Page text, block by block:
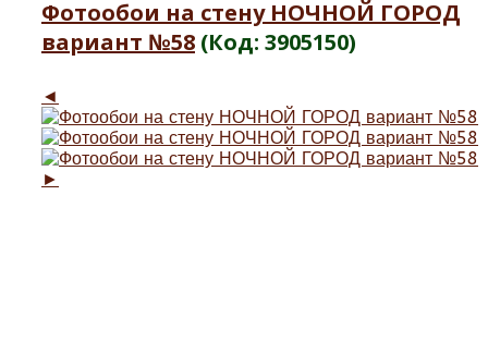
Фотообои на стену НОЧНОЙ ГОРОД
вариант №58 (Код: 3905150)
◄
►